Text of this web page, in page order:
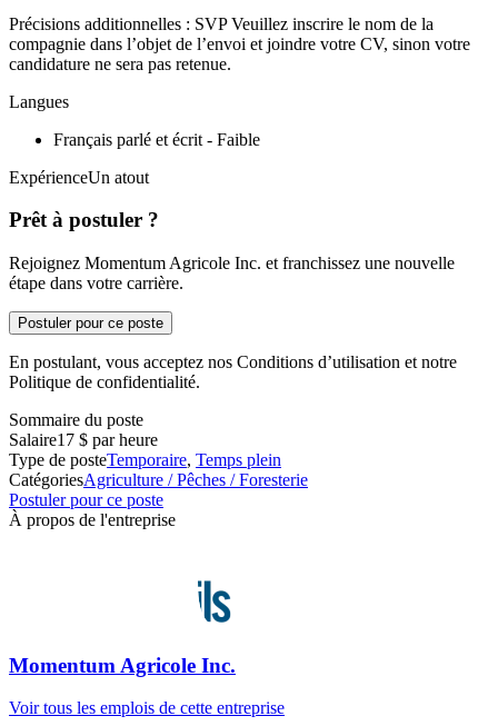
Précisions additionnelles : SVP Veuillez inscrire le nom de la
compagnie dans l’objet de l’envoi et joindre votre CV, sinon votre
candidature ne sera pas retenue.
Langues
Français parlé et écrit - Faible
ExpérienceUn atout
Prêt à postuler ?
Rejoignez Momentum Agricole Inc. et franchissez une nouvelle
étape dans votre carrière.
Postuler pour ce poste
En postulant, vous acceptez nos Conditions d’utilisation et notre
Politique de confidentialité.
Sommaire du poste
Salaire17 $ par heure
Type de posteTemporaire, Temps plein
CatégoriesAgriculture / Pêches / Foresterie
Postuler pour ce poste
À propos de l'entreprise
Momentum Agricole Inc.
Voir tous les emplois de cette entreprise